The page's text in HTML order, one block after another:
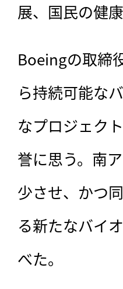
展、国民の健
Boeingの取締
ら持続可能な
なプロジェク
誉に思う。南
少させ、かつ
る新たなバイ
べた。